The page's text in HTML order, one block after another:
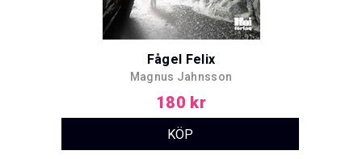
Fågel Felix
Magnus Jahnsson
180 kr